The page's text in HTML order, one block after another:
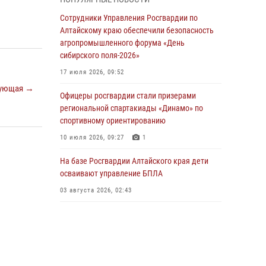
→
бойцы ОМОН «Алтай» провели военно-
патриотическое мероприятие для детей в
лагере «Звёздный»
05 июля 2026, 11:13
Росгвардия Алтайского края приняла участие
храбрости»
04 июля 2026, 11:09
Сотрудники Росгвардии провели встречу с
«Каникулы с Росгвардией»
03 июля 2026, 04:03
Сотрудники Управления Росгвардии по
Алтайскому краю обеспечили безопасность
агропромышленного форума «День
сибирского поля-2026»
17 июля 2026, 09:52
Офицеры росгвардии стали призерами
региональной спартакиады «Динамо» по
спортивному ориентированию
10 июля 2026, 09:27 1
На базе Росгвардии Алтайского края дети
осваивают управление БПЛА
03 августа 2026, 02:43